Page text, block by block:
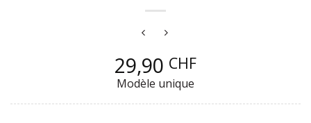
29,90 CHF
Modèle unique